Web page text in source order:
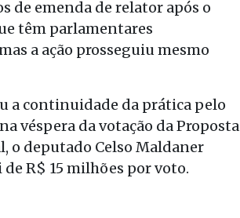
de emenda de relator após o
têm parlamentares
a ação prosseguiu mesmo
a continuidade da prática pelo
véspera da votação da Proposta
o deputado Celso Maldaner
R$ 15 milhões por voto.